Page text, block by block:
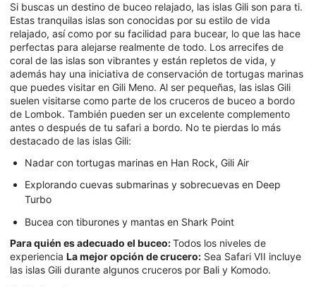
Si buscas un destino de buceo relajado, las islas Gili son para ti.
Estas tranquilas islas son conocidas por su estilo de vida
relajado, así como por su facilidad para bucear, lo que las hace
perfectas para alejarse realmente de todo. Los arrecifes de
coral de las islas son vibrantes y están repletos de vida, y
además hay una iniciativa de conservación de tortugas marinas
que puedes visitar en Gili Meno. Al ser pequeñas, las islas Gili
suelen visitarse como parte de los cruceros de buceo a bordo
de Lombok. También pueden ser un excelente complemento
antes o después de tu safari a bordo. No te pierdas lo más
destacado de las islas Gili:
Nadar con tortugas marinas en Han Rock, Gili Air
Explorando cuevas submarinas y sobrecuevas en Deep
Turbo
Bucea con tiburones y mantas en Shark Point
Para quién es adecuado el buceo:Todos los niveles de
experiencia La mejor opción de crucero: Sea Safari VII incluye
las islas Gili durante algunos cruceros por Bali y Komodo.